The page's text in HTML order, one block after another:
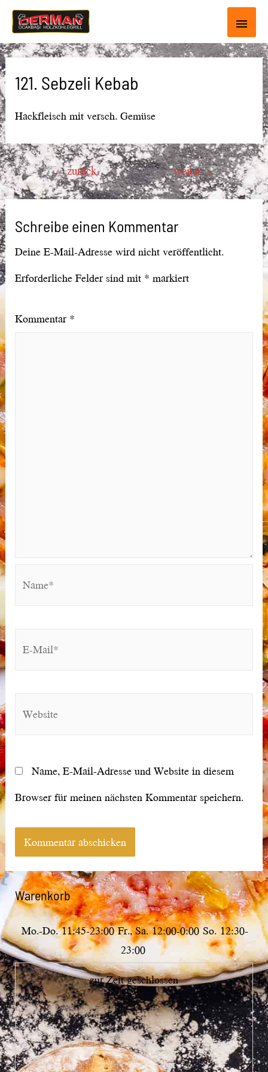
121. Sebzeli Kebab
Hackfleisch mit versch. Gemüse
Beitragsnavigation
←zurück weiter→
Schreibe einen Kommentar
Deine E-Mail-Adresse wird nicht veröffentlicht.
Erforderliche Felder sind mit * markiert
Kommentar *
Name, E-Mail-Adresse und Website in diesem
Browser für meinen nächsten Kommentar speichern.
Warenkorb
Mo.-Do. 11:45-23:00 Fr., Sa. 12:00-0:00 So. 12:30-
23:00
zur Zeit geschlossen